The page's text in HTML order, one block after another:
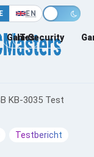
EN
Games
IT-Security
KB-3035 Test
Testbericht